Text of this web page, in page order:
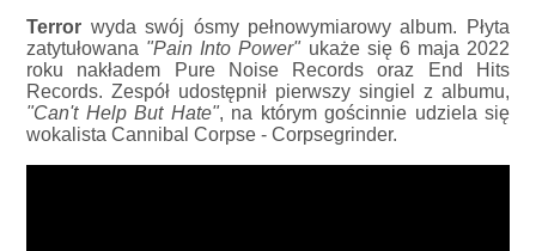
Terror wyda swój ósmy pełnowymiarowy album. Płyta
zatytułowana "Pain Into Power"ukaże się 6 maja 2022
roku nakładem Pure Noise Records oraz End Hits
Records. Zespół udostępnił pierwszy singiel z albumu,
"Can't Help But Hate", na którym gościnnie udziela się
wokalista Cannibal Corpse - Corpsegrinder.